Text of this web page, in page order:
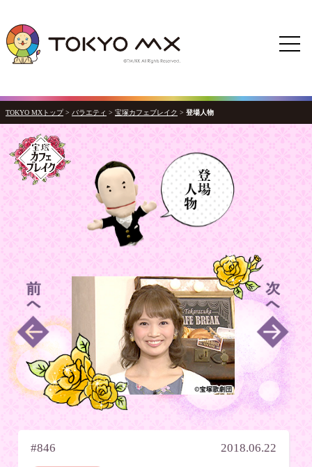
TOKYO MXトップ> バラエティ > 宝塚カフェブレイク > 登場人物
#846 2018.06.22